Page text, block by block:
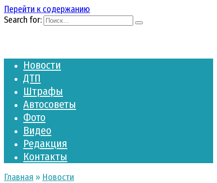
Перейти к содержанию
Search for:
Новости
ДТП
Штрафы
Автосоветы
Фото
Видео
Редакция
Контакты
Главная » Новости